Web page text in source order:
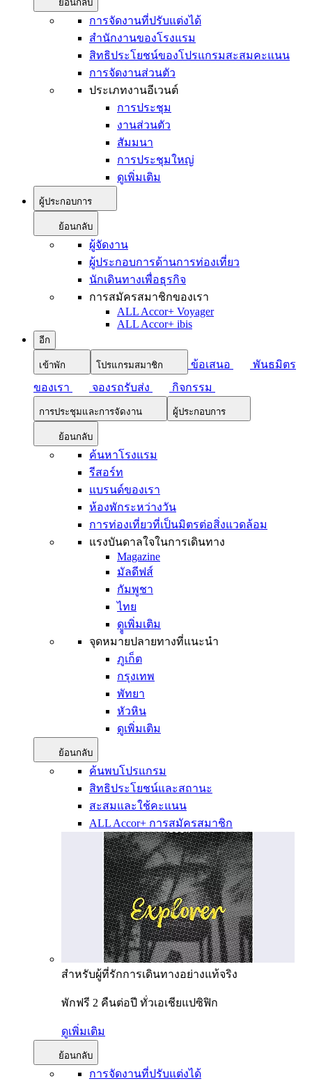
ย้อนกลับ
การจัดงานที่ปรับแต่งได้
สำนักงานของโรงแรม
สิทธิประโยชน์ของโปรแกรมสะสมคะแนน
การจัดงานส่วนตัว
ประเภทงานอีเวนต์
การประชุม
งานส่วนตัว
สัมมนา
การประชุมใหญ่
ดูเพิ่มเติม
ผู้ประกอบการ
ย้อนกลับ
ผู้จัดงาน
ผู้ประกอบการด้านการท่องเที่ยว
นักเดินทางเพื่อธุรกิจ
การสมัครสมาชิกของเรา
ALL Accor+ Voyager
ALL Accor+ ibis
อีก
เข้าพัก โปรแกรมสมาชิก ข้อเสนอ
พันธมิตร
ของเรา
จองรถรับส่ง กิจกรรม
การประชุมและการจัดงาน ผู้ประกอบการ
ย้อนกลับ
ค้นหาโรงแรม
รีสอร์ท
แบรนด์ของเรา
ห้องพักระหว่างวัน
การท่องเที่ยวที่เป็นมิตรต่อสิ่งแวดล้อม
แรงบันดาลใจในการเดินทาง
Magazine
มัลดีฟส์
กัมพูชา
ไทย
ดููเพิ่มเติม
จุดหมายปลายทางที่แนะนำ
ภูเก็ต
กรุงเทพ
พัทยา
หัวหิน
ดูเพิ่มเติม
ย้อนกลับ
ค้นพบโปรแกรม
สิทธิประโยชน์และสถานะ
สะสมและใช้คะแนน
ALL Accor+ การสมัครสมาชิก
สำหรับผู้ที่รักการเดินทางอย่างแท้จริง
พักฟรี 2 คืนต่อปี ทั่วเอเชียแปซิฟิก
ดูเพิ่มเติม
ย้อนกลับ
การจัดงานที่ปรับแต่งได้